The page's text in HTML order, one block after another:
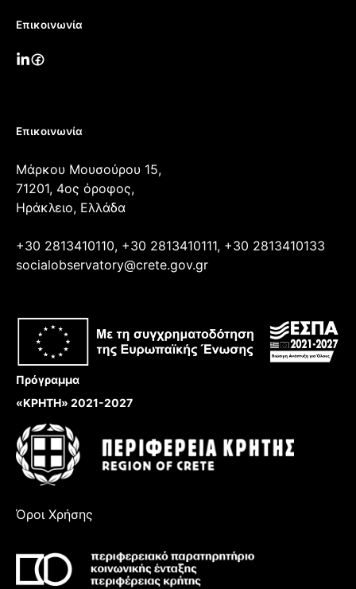
Επικοινωνία
Επικοινωνία
Μάρκου Μουσούρου 15,
71201, 4ος όροφος,
Ηράκλειο, Ελλάδα
+30 2813410110, +30 2813410111, +30 2813410133
socialobservatory@crete.gov.gr
Πρόγραμμα
«ΚΡΗΤΗ» 2021-2027
Όροι Χρήσης